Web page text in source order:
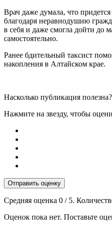
Врач даже думала, что
благодаря неравнодушию
в себя и даже смогла дойти
самостоятельно.
Ранее бдительный таксист
накопления в Алтайском крае.
Насколько публикация полезна?
Нажмите на звезду, чтобы
Отправить оценку
Средняя оценка 0 / 5.
Оценок пока нет. Поставьте